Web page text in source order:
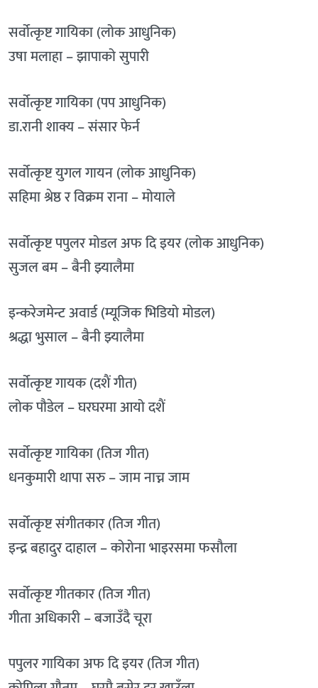
सर्वोत्कृष्ट गायिका (लोक आधुनिक)
उषा मलाहा – झापाको सुपारी
सर्वोत्कृष्ट गायिका (पप आधुनिक)
डा.रानी शाक्य – संसार फेर्न
सर्वोत्कृष्ट युगल गायन (लोक आधुनिक)
सहिमा श्रेष्ठ र विक्रम राना – मोयाले
सर्वोत्कृष्ट पपुलर मोडल अफ दि इयर (लोक आधुनिक)
सुजल बम – बैनी झ्यालैमा
इन्करेजमेन्ट अवार्ड (म्यूजिक भिडियो मोडल)
श्रद्धा भुसाल – बैनी झ्यालैमा
सर्वोत्कृष्ट गायक (दशैं गीत)
लोक पौडेल – घरघरमा आयो दशैं
सर्वोत्कृष्ट गायिका (तिज गीत)
धनकुमारी थापा सरु – जाम नाच्न जाम
सर्वोत्कृष्ट संगीतकार (तिज गीत)
इन्द्र बहादुर दाहाल – कोरोना भाइरसमा फसौला
सर्वोत्कृष्ट गीतकार (तिज गीत)
गीता अधिकारी – बजाउँदै चूरा
पपुलर गायिका अफ दि इयर (तिज गीत)